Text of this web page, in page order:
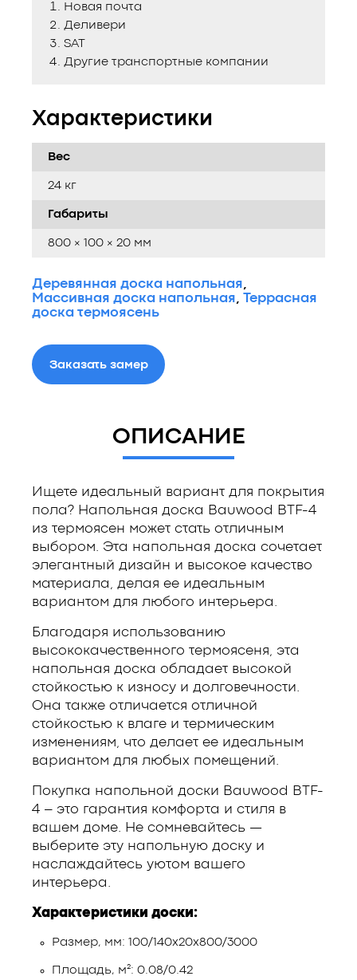
Новая почта
Деливери
SAT
Другие транспортные компании
Характеристики
Вес
24 кг
Габариты
800 × 100 × 20 мм
Деревянная доска напольная
Массивная доска напольная
Террасная
доска термоясень
Заказать замер
ОПИСАНИЕ
Ищете идеальный вариант для покрытия
пола? Напольная доска Bauwood BTF-4
из термоясен может стать отличным
выбором. Эта напольная доска сочетает
элегантный дизайн и высокое качество
материала, делая ее идеальным
вариантом для любого интерьера.
Благодаря использованию
высококачественного термоясеня, эта
напольная доска обладает высокой
стойкостью к износу и долговечности.
Она также отличается отличной
стойкостью к влаге и термическим
изменениям, что делает ее идеальным
вариантом для любых помещений.
Покупка напольной доски Bauwood BTF-
4 – это гарантия комфорта и стиля в
вашем доме. Не сомневайтесь —
выберите эту напольную доску и
наслаждайтесь уютом вашего
интерьера.
Характеристики доски:
Размер, мм: 100/140х20х800/3000
Площадь, м²: 0.08/0.42